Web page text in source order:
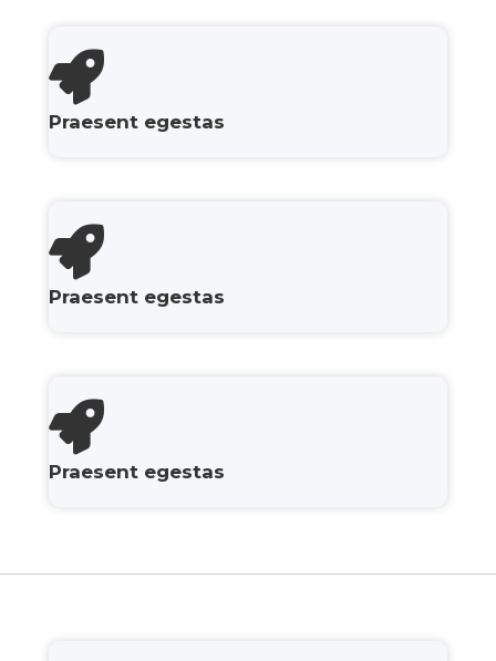
Praesent egestas
Praesent egestas
Praesent egestas